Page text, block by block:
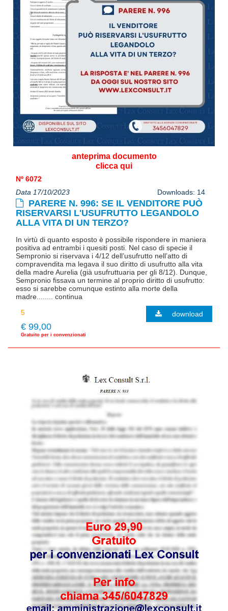
anteprima documento
clicca qui
Nº 6072
Data 17/10/2023
Downloads: 14
PARERE N. 996: SE IL VENDITORE PUÒ
RISERVARSI L'USUFRUTTO LEGANDOLO
ALLA VITA DI UN TERZO?
In virtù di quanto esposto è possibile rispondere in maniera
positiva ad entrambi i quesiti posti. Nel caso di specie il
Sempronio si riservava i 4/12 dell’usufrutto nell’atto di
compravendita ma legava il suo diritto di usufrutto alla vita
della madre Aurelia (già usufruttuaria per gli 8/12). Dunque,
Sempronio fissava un termine al proprio diritto di usufrutto:
esso si sarebbe comunque estinto alla morte della
madre........ continua
€ 99,00
Gratuito per i convenzionati
download